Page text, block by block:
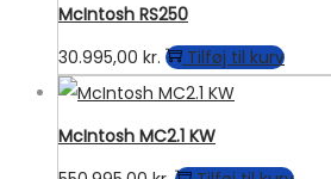
McIntosh RS250
30.995,00 kr. Tilføj til kurv
McIntosh MC2.1 KW